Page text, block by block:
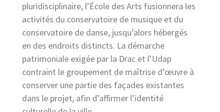
pluridisciplinaire, l’École des Arts fusionnera les
activités du conservatoire de musique et du
conservatoire de danse, jusqu’alors hébergés
en des endroits distincts. La démarche
patrimoniale exigée par la Drac et l’Udap
contraint le groupement de maîtrise d’œuvre à
conserver une partie des façades existantes
dans le projet, afin d’affirmer l’identité